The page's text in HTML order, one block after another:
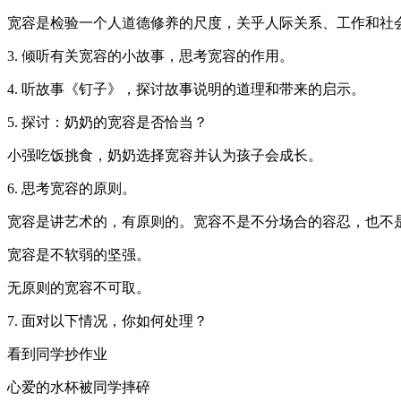
宽容是检验一个人道德修养的尺度，关乎人际关系、工作和社
3. 倾听有关宽容的小故事，思考宽容的作用。
4. 听故事《钉子》，探讨故事说明的道理和带来的启示。
5. 探讨：奶奶的宽容是否恰当？
小强吃饭挑食，奶奶选择宽容并认为孩子会成长。
6. 思考宽容的原则。
宽容是讲艺术的，有原则的。宽容不是不分场合的容忍，也不
宽容是不软弱的坚强。
无原则的宽容不可取。
7. 面对以下情况，你如何处理？
看到同学抄作业
心爱的水杯被同学摔碎